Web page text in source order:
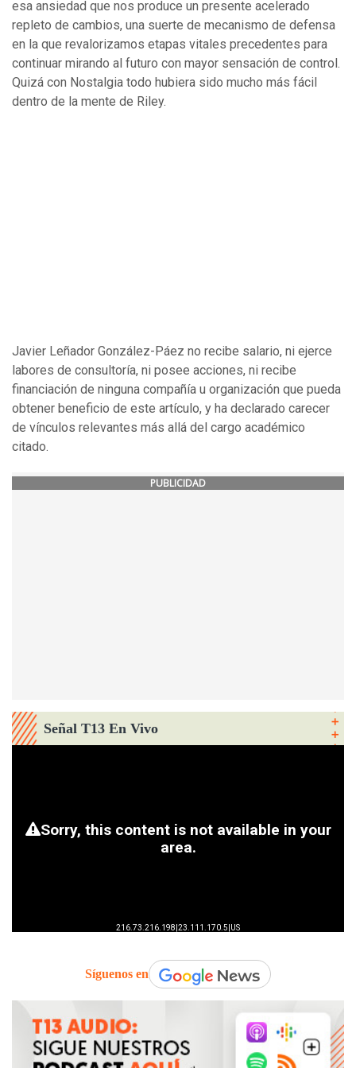
esa ansiedad que nos produce un presente acelerado
repleto de cambios, una suerte de mecanismo de defensa
en la que revalorizamos etapas vitales precedentes para
continuar mirando al futuro con mayor sensación de control.
Quizá con Nostalgia todo hubiera sido mucho más fácil
dentro de la mente de Riley.
Javier Leñador González-Páez no recibe salario, ni ejerce
labores de consultoría, ni posee acciones, ni recibe
financiación de ninguna compañía u organización que pueda
obtener beneficio de este artículo, y ha declarado carecer
de vínculos relevantes más allá del cargo académico
citado.
PUBLICIDAD
Señal T13 En Vivo
Síguenos en